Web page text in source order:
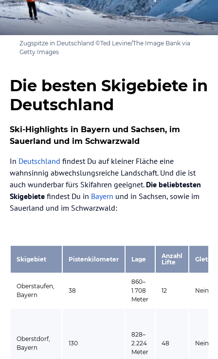
Zugspitze in Deutschland ©Ted Levine/The Image Bank via
Getty Images
Die besten Skigebiete in
Deutschland
Ski-Highlights in Bayern und Sachsen, im
Sauerland und im Schwarzwald
In Deutschland findest Du auf kleiner Fläche eine
wahnsinnig abwechslungsreiche Landschaft. Und die ist
auch wunderbar fürs Skifahren geeignet. Die beliebtesten
Skigebiete findest Du in Bayern und in Sachsen, sowie im
Sauerland und im Schwarzwald:
Skigebiet Pistenkilometer Lage
Anzahl
Lifte
Oberstaufen,
Bayern
38
860–
1.708
Meter
12 Nein
Oberstdorf,
Bayern
130
828–
2.224
Meter
48 Nein